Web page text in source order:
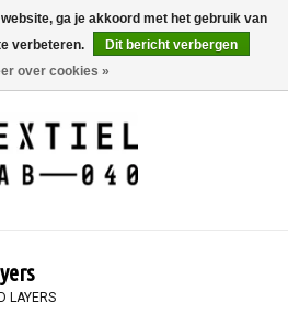
0 Artikelen - €0,00
LAYERS
ga je akkoord met het gebruik van
verbeteren.
Dit bericht verbergen
over cookies »